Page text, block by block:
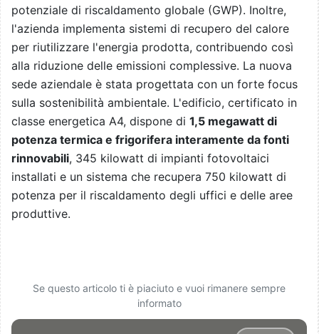
potenziale di riscaldamento globale (GWP). Inoltre,
l'azienda implementa sistemi di recupero del calore
per riutilizzare l'energia prodotta, contribuendo così
alla riduzione delle emissioni complessive. La nuova
sede aziendale è stata progettata con un forte focus
sulla sostenibilità ambientale. L'edificio, certificato in
classe energetica A4, dispone di 1,5 megawatt di
potenza termica e frigorifera interamente da fonti
rinnovabili, 345 kilowatt di impianti fotovoltaici
installati e un sistema che recupera 750 kilowatt di
potenza per il riscaldamento degli uffici e delle aree
produttive.
Se questo articolo ti è piaciuto e vuoi rimanere sempre
informato